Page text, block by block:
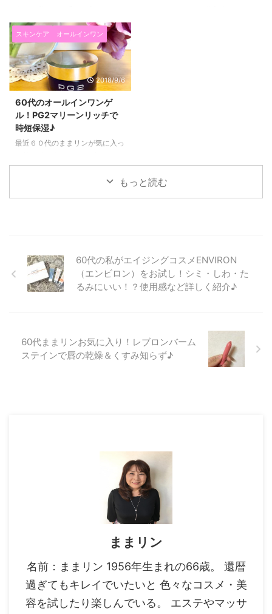
て、毎日使っている、 目元のた
るみとシワ対策の目元ケアコスメ
を紹介したいと思います！ ６０
代になると、目元のたるみとシワ
がすごく気になります！ 毎朝鏡
を見るたび、どんどん目の下に新
しいシワができたり たるみがひ
どくなっているなぁ～と気持ちが
下がる日々を過ごしていました。
そして、アイクリームを塗ってい
てもなかなか満足できなかった
シー プレミアムハイドロゲルア
イパッチは、 娘の紹介で知った
に使ってみた感想や、 効果があ
るのか？など肌に変化があったの
スキンケア オールインワン
2018/9/6
60代のオールインワンゲ
ル！PG2マリーンリッチで
時短保湿♪
最近６０代のままリンが気に入っ
ゲルを紹介したいと思います(^^)/
それがこのPG2マリーンリッチで
ロテオグリカンの保水力はヒアル
ロン酸の約1.3倍といわれている
ので、 保湿が大事な60代の肌に
これ一 ...
もっと読む
60代の私がエイジングコスメENVIRON
（エンビロン）をお試し！シミ・しわ・た
るみにいい！？使用感など詳しく紹介♪
60代ままリンお気に入り！レブロンバーム
ステインで唇の乾燥＆くすみ知らず♪
ままリン
名前：ままリン 1956年生まれの66歳。 還暦
過ぎてもキレイでいたいと 色々なコスメ・美
容を試したり楽しんでいる。 エステやマッサ